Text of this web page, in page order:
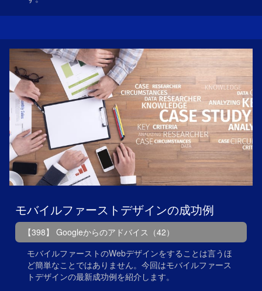
モバイルファーストデザインの成功例
【398】 Googleからのアドバイス（42）
モバイルファーストのWebデザインをすることは言うほ
ど簡単なことではありません。今回はモバイルファース
トデザインの最新成功例を紹介します。